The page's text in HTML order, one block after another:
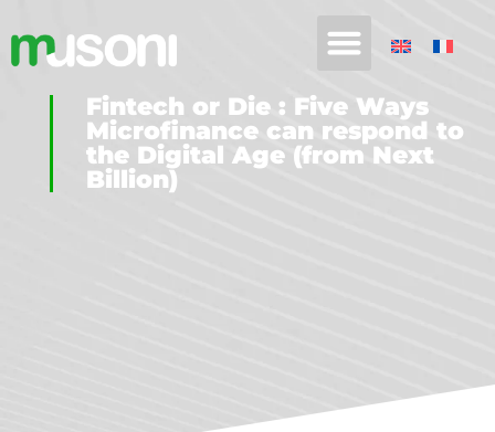
Fintech or Die : Five Ways
Microfinance can respond to
the Digital Age (from Next
Billion)